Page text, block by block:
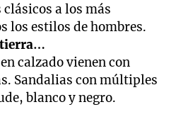
a los más
los estilos de hombres.
tierra…
calzado vienen con
Sandalias con múltiples
blanco y negro.